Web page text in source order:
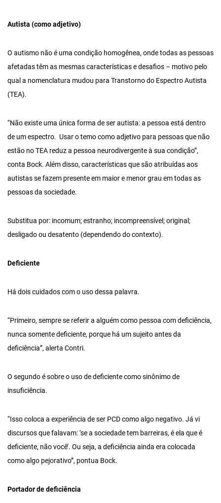
Autista (como adjetivo)
O autismo não é uma condição homogênea, onde todas as pessoas
afetadas têm as mesmas características e desafios – motivo pelo
qual a nomenclatura mudou para Transtorno do Espectro Autista
(TEA).
“Não existe uma única forma de ser autista: a pessoa está dentro
de um espectro. Usar o temo como adjetivo para pessoas que não
estão no TEA reduz a pessoa neurodivergente à sua condição”,
conta Bock. Além disso, características que são atribuídas aos
autistas se fazem presente em maior e menor grau em todas as
pessoas da sociedade.
Substitua por: incomum; estranho; incompreensível; original;
desligado ou desatento (dependendo do contexto).
Deficiente
Há dois cuidados com o uso dessa palavra.
“Primeiro, sempre se referir a alguém como pessoa com deficiência,
nunca somente deficiente, porque há um sujeito antes da
deficiência”, alerta Contri.
O segundo é sobre o uso de deficiente como sinônimo de
insuficiência.
“Isso coloca a experiência de ser PCD como algo negativo. Já vi
discursos que falavam: ‘se a sociedade tem barreiras, é ela que é
deficiente, não você’. Ou seja, a deficiência ainda era colocada
como algo pejorativo”, pontua Bock.
Portador de deficiência